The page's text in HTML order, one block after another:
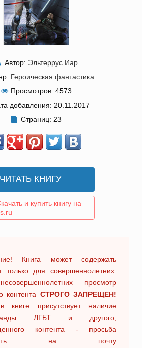
Автор: Эльтеррус Иар
Героическая фантастика
Просмотров: 4573
добавления: 20.11.2017
Страниц: 23
ЧИТАТЬ КНИГУ
и купить книгу на
Книга может содержать
только для совершеннолетних.
просмотр
контента СТРОГО ЗАПРЕЩЕН!
книге присутствует наличие
ЛГБТ и другого,
контента - просьба
на почту